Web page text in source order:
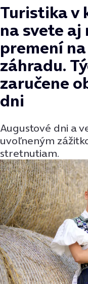
Turistika v
na svete
premení
záhradu.
zaručene
dni
Augustové dni a
uvoľneným
stretnutiam.